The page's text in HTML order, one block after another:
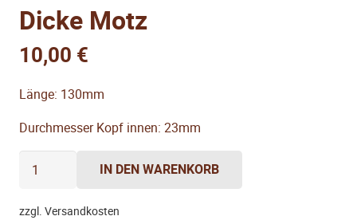
Dicke Motz
10,00 €
Länge: 130mm
Durchmesser Kopf innen: 23mm
Motz
IN DEN WARENKORB
zzgl. Versandkosten